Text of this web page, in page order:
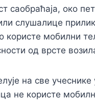
саобраћаја, око
слушалице
користе мобилни
од врсте
на све
не користе